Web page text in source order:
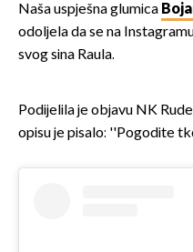
Naša uspješna glumica
odoljela da se na
svog sina Raula.
Podijelila je objavu NK
opisu je pisalo: ''Pogodite